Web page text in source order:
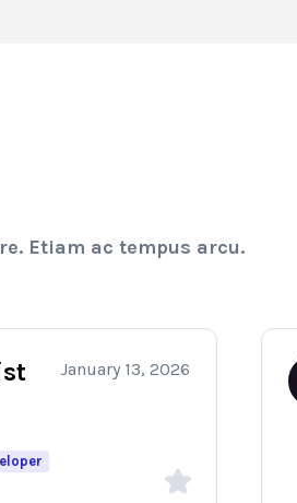
Etiam ac tempus arcu.
January 13, 2026